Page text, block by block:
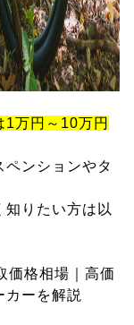
1万円～10万円
ンションやタ
りたい方は以
価格相場｜高価
カーを解説